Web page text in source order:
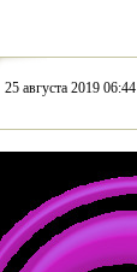
25 августа 2019 06:44